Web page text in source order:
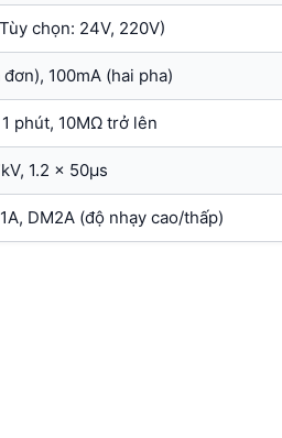
chọn: 24V, 220V)
100mA (hai pha)
phút, 10MΩ trở lên
1.2 × 50μs
DM2A (độ nhạy cao/thấp)